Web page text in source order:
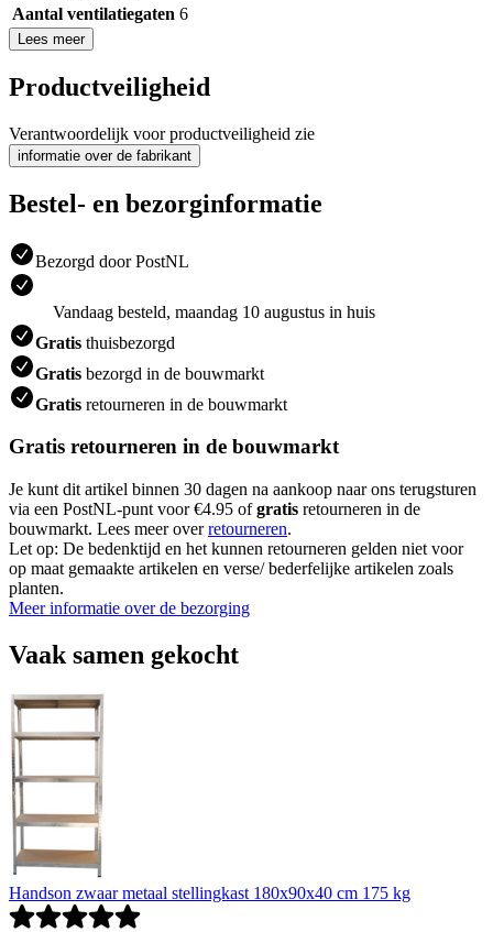
Aantal ventilatiegaten 6
Lees meer
Productveiligheid
Verantwoordelijk voor productveiligheid zie
informatie over de fabrikant
Bestel- en bezorginformatie
Bezorgd door PostNL
Vandaag besteld, maandag 10 augustus in huis
Gratis thuisbezorgd
Gratis bezorgd in de bouwmarkt
Gratis retourneren in de bouwmarkt
Gratis retourneren in de bouwmarkt
Je kunt dit artikel binnen 30 dagen na aankoop naar ons terugsturen
via een PostNL-punt voor €4.95 ofgratis retourneren in de
bouwmarkt. Lees meer overretourneren.
Let op: De bedenktijd en het kunnen retourneren gelden niet voor
op maat gemaakte artikelen en verse/ bederfelijke artikelen zoals
planten.
Meer informatie over de bezorging
Vaak samen gekocht
Handson zwaar metaal stellingkast 180x90x40 cm 175 kg